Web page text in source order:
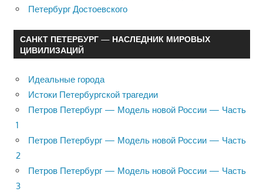
Петербург Достоевского
САНКТ ПЕТЕРБУРГ — НАСЛЕДНИК МИРОВЫХ
ЦИВИЛИЗАЦИЙ
Идеальные города
Истоки Петербургской трагедии
Петров Петербург — Модель новой России — Часть
1
Петров Петербург — Модель новой России — Часть
2
Петров Петербург — Модель новой России — Часть
3